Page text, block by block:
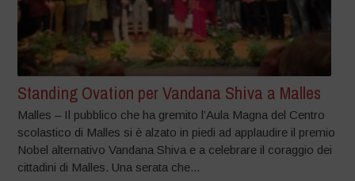
Standing Ovation per Vandana Shiva a Malles
Malles – Il pubblico che ha gremito l’Aula Magna del Centro
scolastico di Malles si è alzato in piedi ad applaudire il premio
Nobel alternativo Vandana Shiva e a celebrare il coraggio dei
cittadini di Malles. Una serata che...